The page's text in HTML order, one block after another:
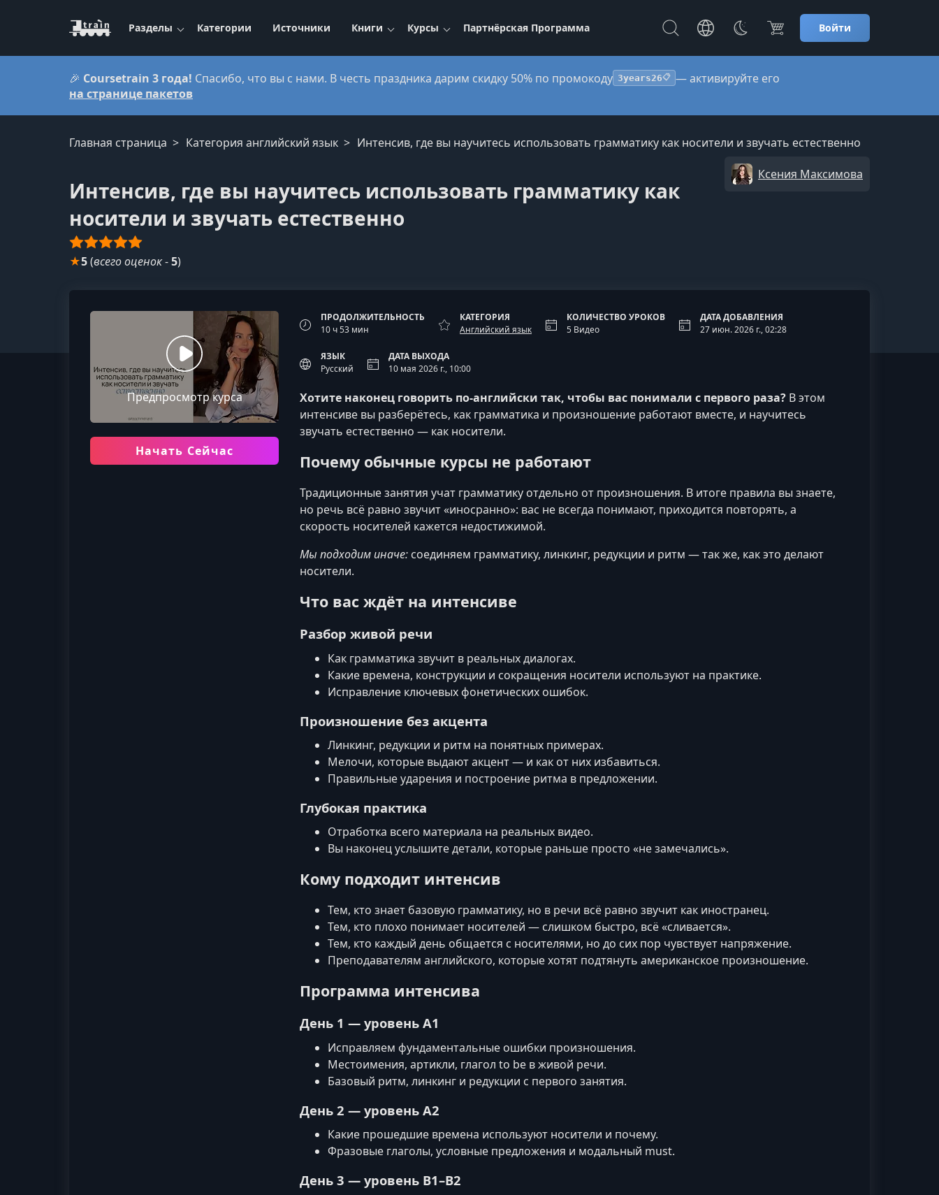
Разделы Категории Источники Книги Курсы Партнёрская Программа Войти
🎉 Coursetrain 3 года! Спасибо, что вы с нами. В честь праздника дарим скидку 50% по промокоду 3years26📋 — активируйте его
на странице пакетов
Главная страница Категория английский язык Интенсив, где вы научитесь использовать грамматику как носители и звучать естественно
Интенсив, где вы научитесь использовать грамматику как
носители и звучать естественно
Ксения Максимова
★5(всего оценок-5)
Предпросмотр курса
Начать Сейчас
ПРОДОЛЖИТЕЛЬНОСТЬ
10 ч 53 мин
КАТЕГОРИЯ
Английский язык
КОЛИЧЕСТВО УРОКОВ
5 Видео
ДАТА ДОБАВЛЕНИЯ
27 июн. 2026 г., 02:28
ЯЗЫК
Русский
ДАТА ВЫХОДА
10 мая 2026 г., 10:00
Хотите наконец говорить по‑английски так, чтобы вас понимали с первого раза? В этом
интенсиве вы разберётесь, как грамматика и произношение работают вместе, и научитесь
звучать естественно — как носители.
Почему обычные курсы не работают
Традиционные занятия учат грамматику отдельно от произношения. В итоге правила вы знаете,
но речь всё равно звучит «иносранно»: вас не всегда понимают, приходится повторять, а
скорость носителей кажется недостижимой.
Мы подходим иначе: соединяем грамматику, линкинг, редукции и ритм — так же, как это делают
носители.
Что вас ждёт на интенсиве
Разбор живой речи
Как грамматика звучит в реальных диалогах.
Какие времена, конструкции и сокращения носители используют на практике.
Исправление ключевых фонетических ошибок.
Произношение без акцента
Линкинг, редукции и ритм на понятных примерах.
Мелочи, которые выдают акцент — и как от них избавиться.
Правильные ударения и построение ритма в предложении.
Глубокая практика
Отработка всего материала на реальных видео.
Вы наконец услышите детали, которые раньше просто «не замечались».
Кому подходит интенсив
Тем, кто знает базовую грамматику, но в речи всё равно звучит как иностранец.
Тем, кто плохо понимает носителей — слишком быстро, всё «сливается».
Тем, кто каждый день общается с носителями, но до сих пор чувствует напряжение.
Преподавателям английского, которые хотят подтянуть американское произношение.
Программа интенсива
День 1 — уровень A1
Исправляем фундаментальные ошибки произношения.
Местоимения, артикли, глагол to be в живой речи.
Базовый ритм, линкинг и редукции с первого занятия.
День 2 — уровень A2
Какие прошедшие времена используют носители и почему.
Фразовые глаголы, условные предложения и модальный must.
День 3 — уровень B1–B2